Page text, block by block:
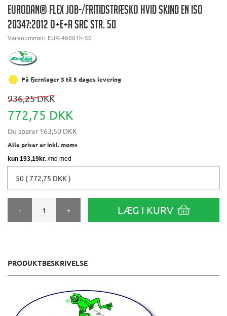
EURODAN® FLEX JOB-/FRITIDSTRÆSKO HVID SKIND EN ISO
20347:2012 O+E+A SRC STR. 50
Varenummer: EUR-46001h-50
På fjernlager 3 til 5 dages levering
936,25 DKK
772,75 DKK
Du sparer 163,50 DKK
Alle priser er inkl. moms
50 ( 772,75 DKK )
- + LÆG I KURV
PRODUKTBESKRIVELSE